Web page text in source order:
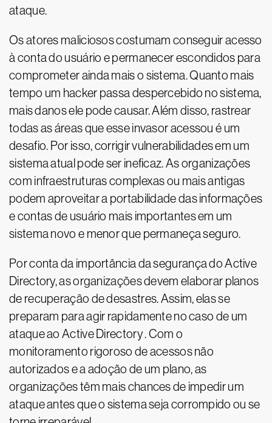
ataque.
Os atores maliciosos costumam conseguir acesso
à conta do usuário e permanecer escondidos para
comprometer ainda mais o sistema. Quanto mais
tempo um hacker passa despercebido no sistema,
mais danos ele pode causar. Além disso, rastrear
todas as áreas que esse invasor acessou é um
desafio. Por isso, corrigir vulnerabilidades em um
sistema atual pode ser ineficaz. As organizações
com infraestruturas complexas ou mais antigas
podem aproveitar a portabilidade das informações
e contas de usuário mais importantes em um
sistema novo e menor que permaneça seguro.
Por conta da importância da segurança do Active
Directory, as organizações devem elaborar planos
de recuperação de desastres. Assim, elas se
preparam para agir rapidamente no caso de um
ataque ao Active Directory . Com o
monitoramento rigoroso de acessos não
autorizados e a adoção de um plano, as
organizações têm mais chances de impedir um
ataque antes que o sistema seja corrompido ou se